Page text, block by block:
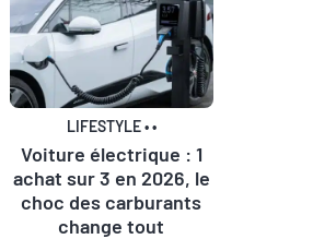
LIFESTYLE••
Voiture électrique : 1
achat sur 3 en 2026, le
choc des carburants
change tout